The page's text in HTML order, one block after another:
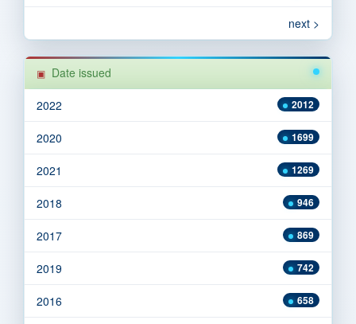
next >
Date issued
2012
2022
1699
2020
1269
2021
946
2018
869
2017
742
2019
658
2016